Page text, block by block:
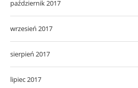
październik 2017
wrzesień 2017
sierpień 2017
lipiec 2017